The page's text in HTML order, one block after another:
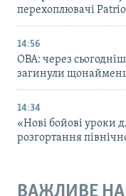
перехоплювачі
14:56
ОВА: через
загинули
14:34
«Нові бойові уроки
розгортання
ВАЖЛИВЕ НА